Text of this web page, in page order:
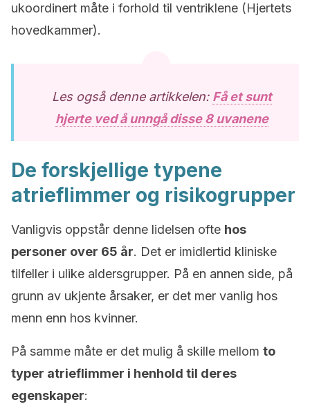
ukoordinert måte i forhold til ventriklene (Hjertets
hovedkammer).
Les også denne artikkelen: Få et sunt
hjerte ved å unngå disse 8 uvanene
De forskjellige typene
atrieflimmer og risikogrupper
Vanligvis oppstår denne lidelsen ofte hos
personer over 65 år. Det er imidlertid kliniske
tilfeller i ulike aldersgrupper. På en annen side, på
grunn av ukjente årsaker, er det mer vanlig hos
menn enn hos kvinner.
På samme måte er det mulig å skille mellom to
typer atrieflimmer i henhold til deres
egenskaper: